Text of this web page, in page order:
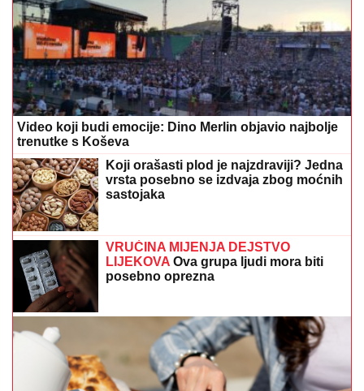
Video koji budi emocije: Dino Merlin objavio najbolje
trenutke s Koševa
Koji orašasti plod je najzdraviji? Jedna
vrsta posebno se izdvaja zbog moćnih
sastojaka
VRUĆINA MIJENJA DEJSTVO
LIJEKOVA Ova grupa ljudi mora biti
posebno oprezna